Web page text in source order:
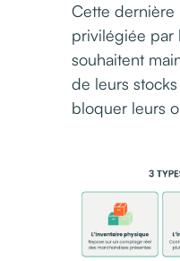
Cette dernière
privilégiée par
souhaitent
de leurs
bloquer leurs